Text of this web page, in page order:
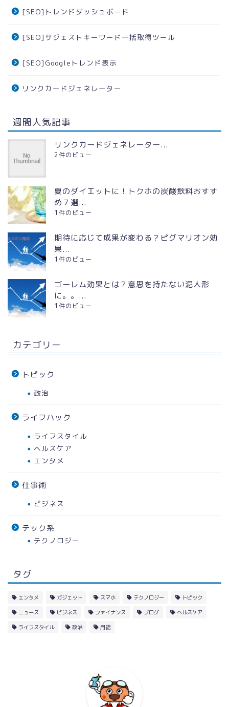
[SEO]トレンドダッシュボード
[SEO]サジェストキーワード一括取得ツール
[SEO]Googleトレンド表示
リンクカードジェネレーター
週間人気記事
リンクカードジェネレーター...
2件のビュー
夏のダイエットに！トクホの炭酸飲料おすす
め７選...
1件のビュー
期待に応じて成果が変わる？ピグマリオン効
果...
1件のビュー
ゴーレム効果とは？意思を持たない泥人形
に。。...
1件のビュー
カテゴリー
トピック
政治
ライフハック
ライフスタイル
ヘルスケア
エンタメ
仕事術
ビジネス
テック系
テクノロジー
タグ
エンタメ ガジェット スマホ テクノロジー トピック
ニュース ビジネス ファイナンス ブログ ヘルスケア
ライフスタイル 政治 用語